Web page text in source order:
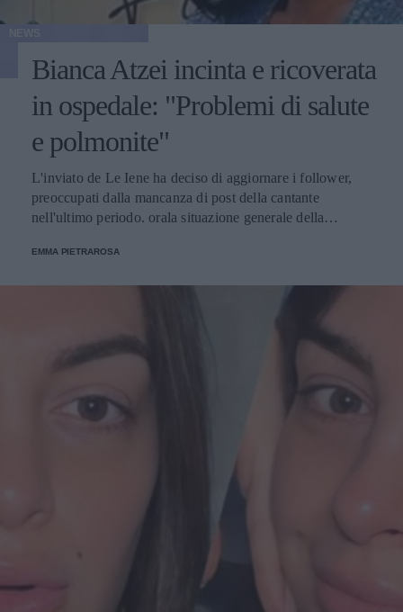
Bianca Atzei incinta e ricoverata
in ospedale: "Problemi di salute
e polmonite"
L'inviato de Le Iene ha deciso di aggiornare i follower,
preoccupati dalla mancanza di post della cantante
nell'ultimo periodo. orala situazione generale della
EMMA PIETRAROSA